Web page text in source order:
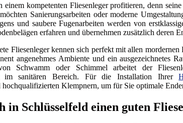
einem kompetenten Fliesenleger profitieren, denn
Sanierungsarbeiten oder moderne
und saubere Fugenarbeiten werden von
erfahren und übernehmen zusätzlich deren
Fliesenleger kennen sich perfekt mit allen
angenehmes Ambiente und ein ausgezeichnetes
Schwamm oder Schimmel arbeitet der
im sanitären Bereich. Für die Installation Ihrer
hochqualifizierten Klempnern, um für Sie optimale
in Schlüsselfeld einen guten